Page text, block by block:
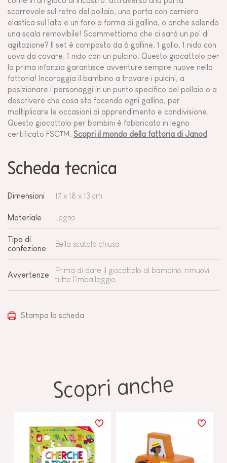
scorrevole sul retro del pollaio, una porta con cerniera
elastica sul lato e un foro a forma di gallina, o anche salendo
una scala removibile! Scommettiamo che ci sarà un po' di
agitazione? Il set è composto da 6 galline, 1 gallo, 1 nido con
uova da covare, 1 nido con un pulcino. Questo giocattolo per
la prima infanzia garantisce avventure sempre nuove nella
fattoria! Incoraggia il bambino a trovare i pulcini, a
posizionare i personaggi in un punto specifico del pollaio o a
descrivere che cosa sta facendo ogni gallina, per
moltiplicare le occasioni di apprendimento e condivisione.
Questo giocattolo per bambini è fabbricato in legno
certificato FSC™. Scopri il mondo della fattoria di Janod
Scheda tecnica
Dimensioni 17 x 18 x 13 cm
Materiale Legno
Tipo di
confezione
Bella scatola chiusa
Avvertenze
Prima di dare il giocattolo al bambino, rimuovi
tutto l'imballaggio.
Stampa la scheda
Scopri anche